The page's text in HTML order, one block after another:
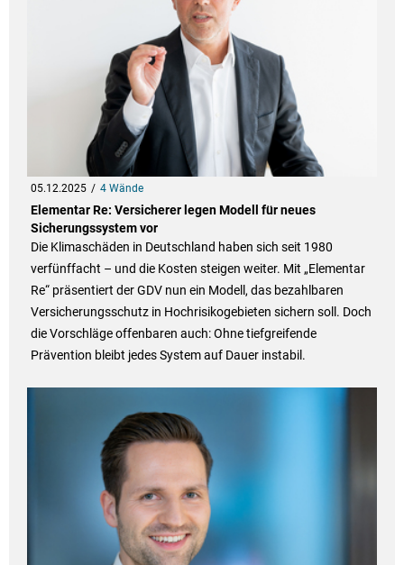
05.12.2025 4 Wände
Elementar Re: Versicherer legen Modell für neues
Sicherungssystem vor
Die Klimaschäden in Deutschland haben sich seit 1980
verfünffacht – und die Kosten steigen weiter. Mit „Elementar
Re“ präsentiert der GDV nun ein Modell, das bezahlbaren
Versicherungsschutz in Hochrisikogebieten sichern soll. Doch
die Vorschläge offenbaren auch: Ohne tiefgreifende
Prävention bleibt jedes System auf Dauer instabil.